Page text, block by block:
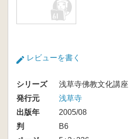
レビューを書く
シリーズ
浅草寺佛教文化講座
発行元
浅草寺
出版年
2005/08
判
B6